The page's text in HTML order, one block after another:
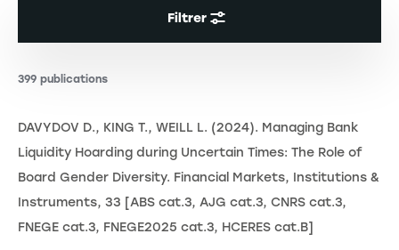
Filtrer
399 publications
DAVYDOV D., KING T., WEILL L. (2024). Managing Bank
Liquidity Hoarding during Uncertain Times: The Role of
Board Gender Diversity. Financial Markets, Institutions &
Instruments, 33 [ABS cat.3, AJG cat.3, CNRS cat.3,
FNEGE cat.3, FNEGE2025 cat.3, HCERES cat.B]